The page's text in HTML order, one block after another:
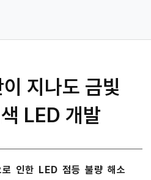
지나도 금빛
LED 개발
인한 LED 점등 불량 해소